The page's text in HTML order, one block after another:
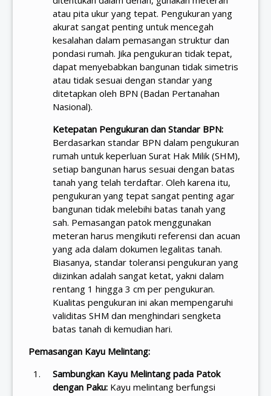
atau pita ukur yang tepat. Pengukuran yang
akurat sangat penting untuk mencegah
kesalahan dalam pemasangan struktur dan
pondasi rumah. Jika pengukuran tidak tepat,
dapat menyebabkan bangunan tidak simetris
atau tidak sesuai dengan standar yang
ditetapkan oleh BPN (Badan Pertanahan
Nasional).
Ketepatan Pengukuran dan Standar BPN:
Berdasarkan standar BPN dalam pengukuran
rumah untuk keperluan Surat Hak Milik (SHM),
setiap bangunan harus sesuai dengan batas
tanah yang telah terdaftar. Oleh karena itu,
pengukuran yang tepat sangat penting agar
bangunan tidak melebihi batas tanah yang
sah. Pemasangan patok menggunakan
meteran harus mengikuti referensi dan acuan
yang ada dalam dokumen legalitas tanah.
Biasanya, standar toleransi pengukuran yang
diizinkan adalah sangat ketat, yakni dalam
rentang 1 hingga 3 cm per pengukuran.
Kualitas pengukuran ini akan mempengaruhi
validitas SHM dan menghindari sengketa
batas tanah di kemudian hari.
Pemasangan Kayu Melintang:
Sambungkan Kayu Melintang pada Patok
dengan Paku: Kayu melintang berfungsi